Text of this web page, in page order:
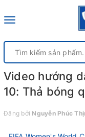
Toggle
Video hướng
10: Thả bóng
Đăng bởi Nguyễn Phúc